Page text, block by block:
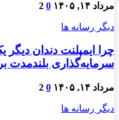
مرداد ۱۴, ۱۴۰۵ 0
2
دیگر رسانه ها
چرا ایمپلنت دندان
سرمایه‌گذاری بلندمدت
مرداد ۱۴, ۱۴۰۵ 0
2
دیگر رسانه ها